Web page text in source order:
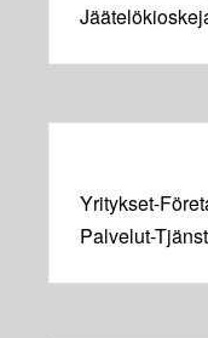
Yritykset-
Palvelut-